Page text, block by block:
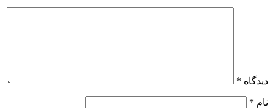
دیدگاه *
نام *